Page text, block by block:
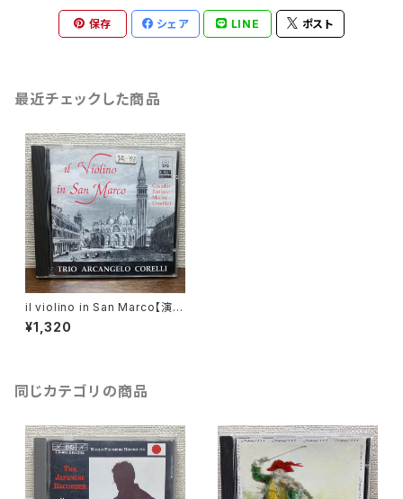
保存 シェア LINE ポスト
最近チェックした商品
il violino in San Marco【演奏
者：Trio Arcangelo Corelli】
レコード会社：MUSIPRODUK
¥1,320
同じカテゴリの商品